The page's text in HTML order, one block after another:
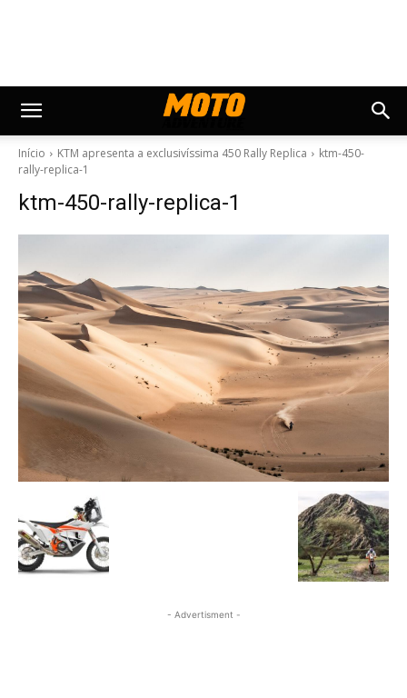
Início KTM apresenta a exclusivíssima 450 Rally Replica
ktm-450-
rally-replica-1
ktm-450-rally-replica-1
- Advertisment -